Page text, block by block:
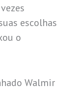
escolhas
o
Walmir